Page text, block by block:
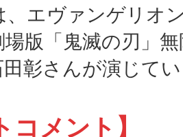
、エヴァンゲリオ
版「鬼滅の刃」
彰さんが演じて
コメント】